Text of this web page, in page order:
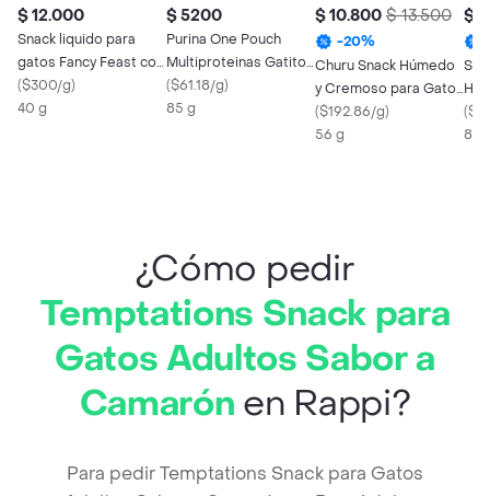
$ 12.000
Snack liquido para
gatos Fancy Feast con
atún x 40gr
($300/g)
40 g
$ 5200
Purina One Pouch
Multiproteinas Gatitos
Y Gatos Adultos
Salmon Atun Y
($61.18/g)
85 g
$ 10.800 $ 13.500
-20%
Churu Snack Húmedo
y Cremoso para Gatos
Atún y Pollo
($192.86/g)
56 g
$
(
85
¿Cómo pedir
Temptations Snack para
Gatos Adultos Sabor a
Camarón en Rappi?
Para pedir Temptations Snack para Gatos